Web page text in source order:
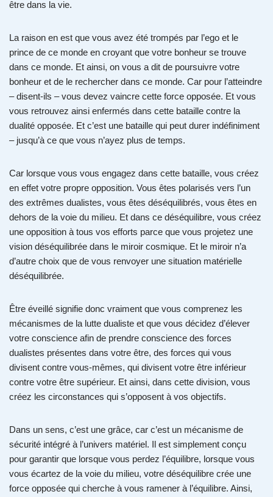
être dans la vie.
La raison en est que vous avez été trompés par l’ego et le
prince de ce monde en croyant que votre bonheur se trouve
dans ce monde. Et ainsi, on vous a dit de poursuivre votre
bonheur et de le rechercher dans ce monde. Car pour l’atteindre
– disent-ils – vous devez vaincre cette force opposée. Et vous
vous retrouvez ainsi enfermés dans cette bataille contre la
dualité opposée. Et c’est une bataille qui peut durer indéfiniment
– jusqu’à ce que vous n’ayez plus de temps.
Car lorsque vous vous engagez dans cette bataille, vous créez
en effet votre propre opposition. Vous êtes polarisés vers l’un
des extrêmes dualistes, vous êtes déséquilibrés, vous êtes en
dehors de la voie du milieu. Et dans ce déséquilibre, vous créez
une opposition à tous vos efforts parce que vous projetez une
vision déséquilibrée dans le miroir cosmique. Et le miroir n’a
d’autre choix que de vous renvoyer une situation matérielle
déséquilibrée.
Être éveillé signifie donc vraiment que vous comprenez les
mécanismes de la lutte dualiste et que vous décidez d’élever
votre conscience afin de prendre conscience des forces
dualistes présentes dans votre être, des forces qui vous
divisent contre vous-mêmes, qui divisent votre être inférieur
contre votre être supérieur. Et ainsi, dans cette division, vous
créez les circonstances qui s’opposent à vos objectifs.
Dans un sens, c’est une grâce, car c’est un mécanisme de
sécurité intégré à l’univers matériel. Il est simplement conçu
pour garantir que lorsque vous perdez l’équilibre, lorsque vous
vous écartez de la voie du milieu, votre déséquilibre crée une
force opposée qui cherche à vous ramener à l’équilibre. Ainsi,